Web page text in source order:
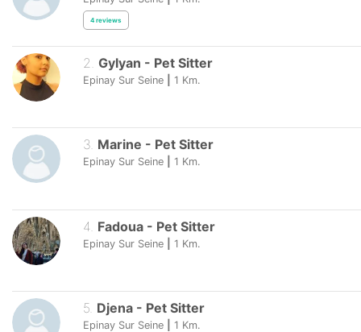
4 reviews
2. Gylyan - Pet Sitter
Epinay Sur Seine 1 Km.
3. Marine - Pet Sitter
Epinay Sur Seine 1 Km.
4 Fadoua - Pet Sitter
Epinay Sur Seine 1 Km.
5 Djena - Pet Sitter
Epinay Sur Seine 1 Km.